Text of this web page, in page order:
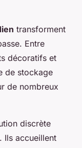
transforment
Entre
décoratifs et
de stockage
de nombreux
discrète
Ils accueillent